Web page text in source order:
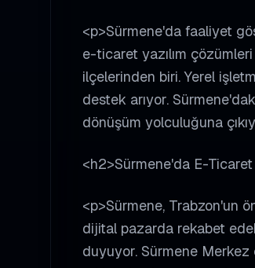
<p>Sürmene'da faaliyet
e-ticaret yazılım
ilçelerinden biri. Yerel
destek arıyor.
dönüşüm yolculuğuna
<h2>Sürmene'da E-
<p>Sürmene, Trabzon'un
dijital pazarda rekabet
duyuyor. Sürmene